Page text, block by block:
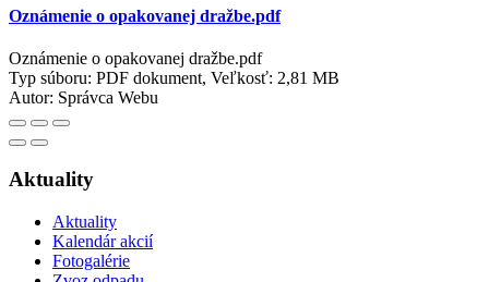
Oznámenie o opakovanej dražbe.pdf
Oznámenie o opakovanej dražbe.pdf
Typ súboru: PDF dokument, Veľkosť: 2,81 MB
Autor: Správca Webu
Aktuality
Aktuality
Kalendár akcií
Fotogalérie